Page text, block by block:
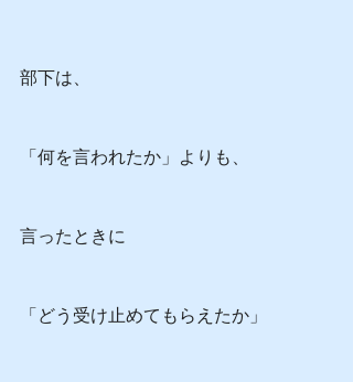
部下は、
「何を言われたか」よりも、
言ったときに
「どう受け止めてもらえたか」